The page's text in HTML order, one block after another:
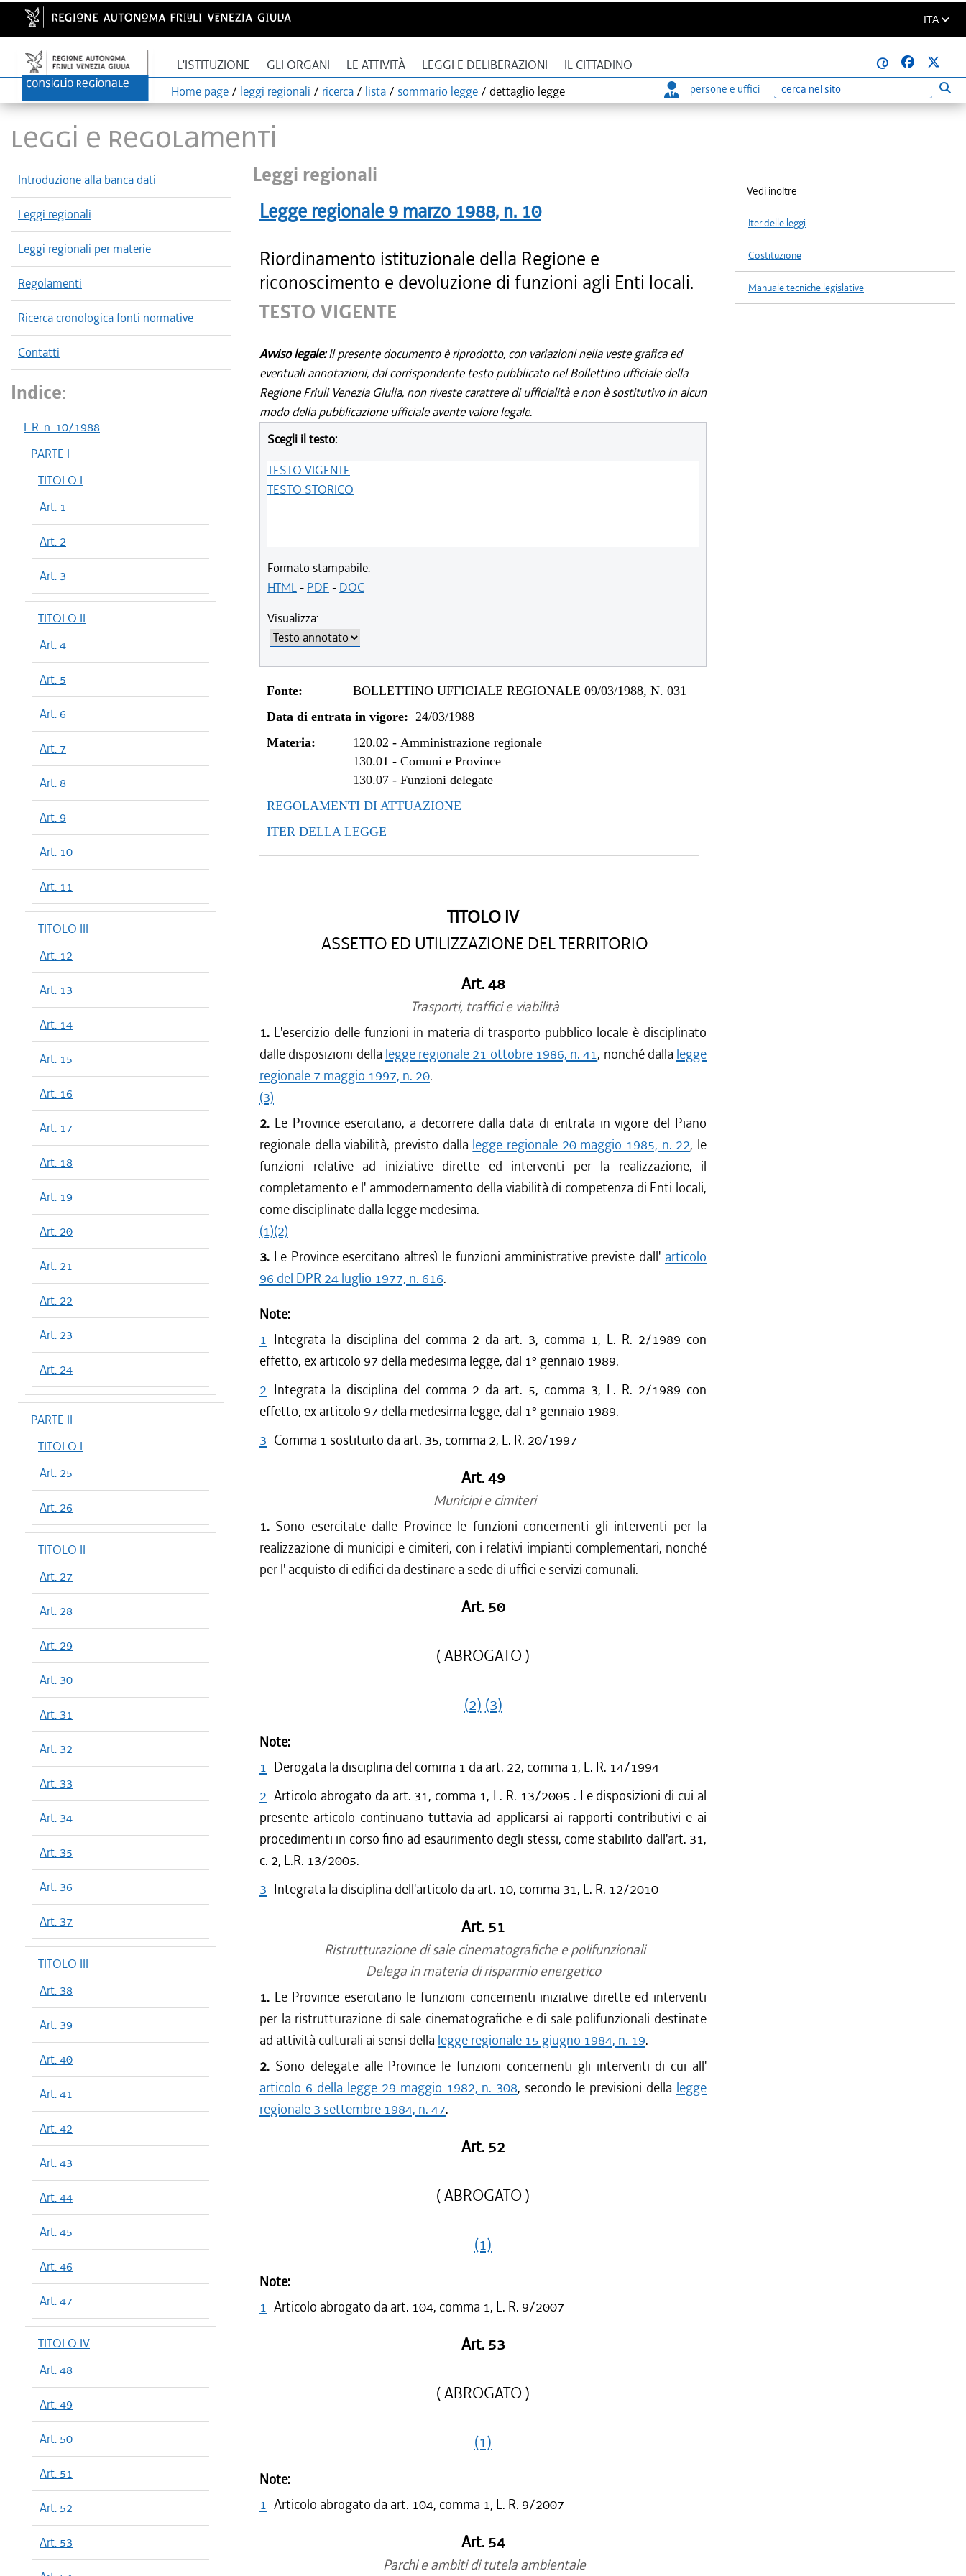
ITA
L'ISTITUZIONE GLI ORGANI LE ATTIVITÀ LEGGI E DELIBERAZIONI IL CITTADINO
@
Home page / leggi regionali / ricerca / lista / sommario legge / dettaglio legge persone e uffici
Ricerca
LEGGI E REGOLAMENTI
Introduzione alla banca dati
Leggi regionali
Leggi regionali per materie
Regolamenti
Ricerca cronologica fonti normative
Contatti
Indice:
L.R. n. 10/1988
PARTE I
TITOLO I
Art. 1
Art. 2
Art. 3
TITOLO II
Art. 4
Art. 5
Art. 6
Art. 7
Art. 8
Art. 9
Art. 10
Art. 11
TITOLO III
Art. 12
Art. 13
Art. 14
Art. 15
Art. 16
Art. 17
Art. 18
Art. 19
Art. 20
Art. 21
Art. 22
Art. 23
Art. 24
PARTE II
TITOLO I
Art. 25
Art. 26
TITOLO II
Art. 27
Art. 28
Art. 29
Art. 30
Art. 31
Art. 32
Art. 33
Art. 34
Art. 35
Art. 36
Art. 37
TITOLO III
Art. 38
Art. 39
Art. 40
Art. 41
Art. 42
Art. 43
Art. 44
Art. 45
Art. 46
Art. 47
TITOLO IV
Art. 48
Art. 49
Art. 50
Art. 51
Art. 52
Art. 53
Leggi regionali
Legge regionale 9 marzo 1988, n. 10
Riordinamento istituzionale della Regione e
riconoscimento e devoluzione di funzioni agli Enti locali.
TESTO VIGENTE
Avviso legale:Il presente documento è riprodotto, con variazioni nella veste grafica ed
eventuali annotazioni, dal corrispondente testo pubblicato nel Bollettino ufficiale della
Regione Friuli Venezia Giulia, non riveste carattere di ufficialità e non è sostitutivo in alcun
modo della pubblicazione ufficiale avente valore legale.
Scegli il testo:
TESTO VIGENTE
TESTO STORICO
Formato stampabile:
HTML- PDF - DOC
Visualizza:
Fonte:
BOLLETTINO UFFICIALE REGIONALE 09/03/1988, N. 031
Data di entrata in vigore: 24/03/1988
Materia:
120.02 -Amministrazione regionale
130.01 -Comuni e Province
130.07 -Funzioni delegate
REGOLAMENTI DI ATTUAZIONE
ITER DELLA LEGGE
TITOLO IV
ASSETTO ED UTILIZZAZIONE DEL TERRITORIO
Art. 48
Trasporti, traffici e viabilità
1. L'esercizio delle funzioni in materia di trasporto pubblico locale è disciplinato
dalle disposizioni della legge regionale 21 ottobre 1986, n. 41, nonché dalla legge
regionale 7 maggio 1997, n. 20.
(3)
2. Le Province esercitano, a decorrere dalla data di entrata in vigore del Piano
regionale della viabilità, previsto dalla legge regionale 20 maggio 1985, n. 22, le
funzioni relative ad iniziative dirette ed interventi per la realizzazione, il
completamento e l' ammodernamento della viabilità di competenza di Enti locali,
come disciplinate dalla legge medesima.
(1)(2)
3. Le Province esercitano altresì le funzioni amministrative previste dall' articolo
96 del DPR 24 luglio 1977, n. 616.
Note:
1 Integrata la disciplina del comma 2 da art. 3, comma 1, L. R. 2/1989 con
effetto, ex articolo 97 della medesima legge, dal 1° gennaio 1989.
2 Integrata la disciplina del comma 2 da art. 5, comma 3, L. R. 2/1989 con
effetto, ex articolo 97 della medesima legge, dal 1° gennaio 1989.
3 Comma 1 sostituito da art. 35, comma 2, L. R. 20/1997
Art. 49
Municipi e cimiteri
1. Sono esercitate dalle Province le funzioni concernenti gli interventi per la
realizzazione di municipi e cimiteri, con i relativi impianti complementari, nonché
per l' acquisto di edifici da destinare a sede di uffici e servizi comunali.
Art. 50
( ABROGATO )
(2) (3)
Note:
1 Derogata la disciplina del comma 1 da art. 22, comma 1, L. R. 14/1994
2 Articolo abrogato da art. 31, comma 1, L. R. 13/2005 . Le disposizioni di cui al
presente articolo continuano tuttavia ad applicarsi ai rapporti contributivi e ai
procedimenti in corso fino ad esaurimento degli stessi, come stabilito dall'art. 31,
c. 2, L.R. 13/2005.
3 Integrata la disciplina dell'articolo da art. 10, comma 31, L. R. 12/2010
Art. 51
Ristrutturazione di sale cinematografiche e polifunzionali
Delega in materia di risparmio energetico
1. Le Province esercitano le funzioni concernenti iniziative dirette ed interventi
per la ristrutturazione di sale cinematografiche e di sale polifunzionali destinate
ad attività culturali ai sensi della legge regionale 15 giugno 1984, n. 19.
2. Sono delegate alle Province le funzioni concernenti gli interventi di cui all'
articolo 6 della legge 29 maggio 1982, n. 308, secondo le previsioni della legge
regionale 3 settembre 1984, n. 47.
Art. 52
( ABROGATO )
(1)
Note:
1 Articolo abrogato da art. 104, comma 1, L. R. 9/2007
Art. 53
( ABROGATO )
(1)
Note:
1 Articolo abrogato da art. 104, comma 1, L. R. 9/2007
Art. 54
Parchi e ambiti di tutela ambientale
Vedi inoltre
Iter delle leggi
Costituzione
Manuale tecniche legislative